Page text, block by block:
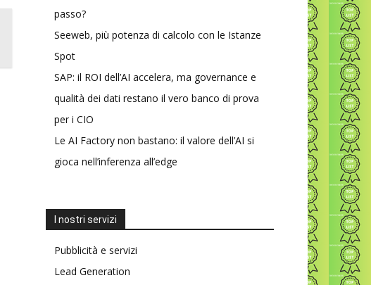
passo?
Seeweb, più potenza di calcolo con le Istanze
Spot
SAP: il ROI dell’AI accelera, ma governance e
qualità dei dati restano il vero banco di prova
per i CIO
Le AI Factory non bastano: il valore dell’AI si
gioca nell’inferenza all’edge
I nostri servizi
Pubblicità e servizi
Lead Generation